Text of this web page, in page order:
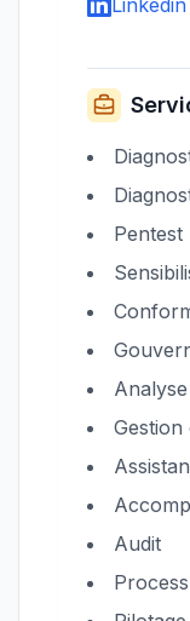
Linkedin
Pentest
Gestion
Audit